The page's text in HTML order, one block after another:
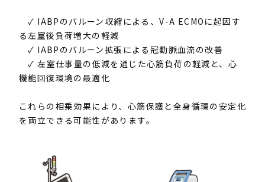
✓ IABP のバルーン収縮による、V-A ECMO に起因す
る左室後負荷増大の軽減
✓ IABP のバルーン拡張による冠動脈血流の改善
✓ 左室仕事量の低減を通じた心筋負荷の軽減と、心
機能回復環境の最適化
これらの相乗効果により、心筋保護と全身循環の安定化
を両立できる可能性があります。